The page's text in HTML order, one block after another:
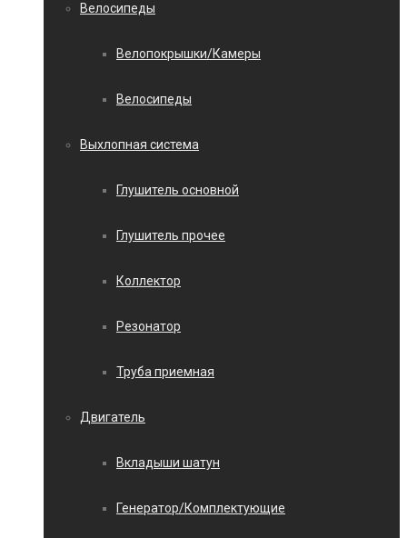
Велосипеды
Велопокрышки/Камеры
Велосипеды
Выхлопная система
Глушитель основной
Глушитель прочее
Коллектор
Резонатор
Труба приемная
Двигатель
Вкладыши шатун
Генератор/Комплектующие